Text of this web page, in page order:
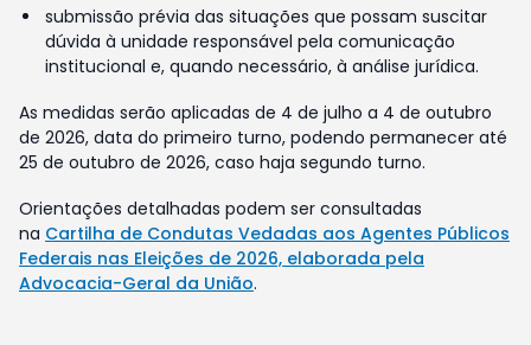
submissão prévia das situações que possam suscitar
dúvida à unidade responsável pela comunicação
institucional e, quando necessário, à análise jurídica.
As medidas serão aplicadas de 4 de julho a 4 de outubro
de 2026, data do primeiro turno, podendo permanecer até
25 de outubro de 2026, caso haja segundo turno.
Orientações detalhadas podem ser consultadas
na Cartilha de Condutas Vedadas aos Agentes Públicos
Federais nas Eleições de 2026, elaborada pela
Advocacia-Geral da União.